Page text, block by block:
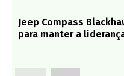
Jeep Compass
para manter a